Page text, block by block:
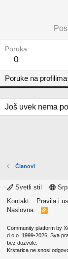
Poruka
0
Poruke na profilima
Još uvek nema
Članovi
Svetli stil
Kontakt
Pravila i
Naslovna
R
Community platform by
d.o.o. 1999-2026. Sva
bez dozvole.
Krstarica ne snosi